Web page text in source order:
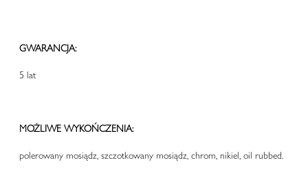
GWARANCJA:
5 lat
MOŻLIWE WYKOŃCZENIA:
polerowany mosiądz, szczotkowany mosiądz, chrom, nikiel, oil rubbed.